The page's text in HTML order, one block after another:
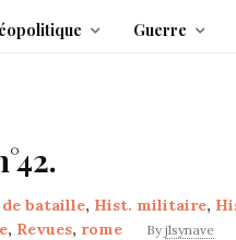
Guerre
de bataille, Hist. militaire,
, Revues, rome By jlsynave